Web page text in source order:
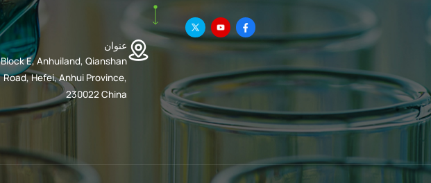
عنوان
Block E, Anhuiland, Qianshan
Road, Hefei, Anhui Province,
230022 China